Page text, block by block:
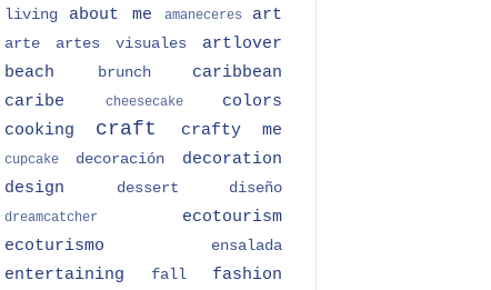
living
about me amaneceres art
arte artes visuales
artlover
beach
brunch
caribbean
caribe
cheesecake
colors
cooking
craft crafty me
cupcake decoración
decoration
design
dessert diseño
dreamcatcher
ecotourism
ecoturismo
ensalada
entertaining fall fashion